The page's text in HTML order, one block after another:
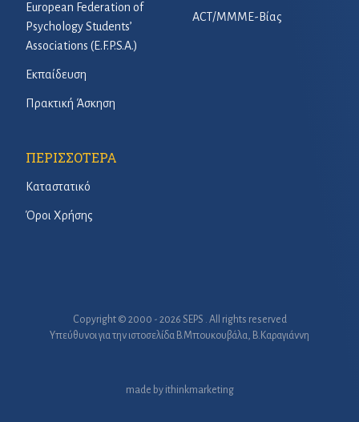
European Federation of
Psychology Students’
Associations (E.F.P.S.A.)
Εκπαίδευση
Πρακτική Άσκηση
ACT/ΜΜΜΕ-Βίας
ΠΕΡΙΣΣΟΤΕΡΑ
Καταστατικό
Όροι Χρήσης
Copyright © 2000 - 2026 SEPS . All rights reserved
Υπεύθυνοι για την ιστοσελίδα B.Μπουκουβάλα, Β.Καραγιάννη
made by ithinkmarketing